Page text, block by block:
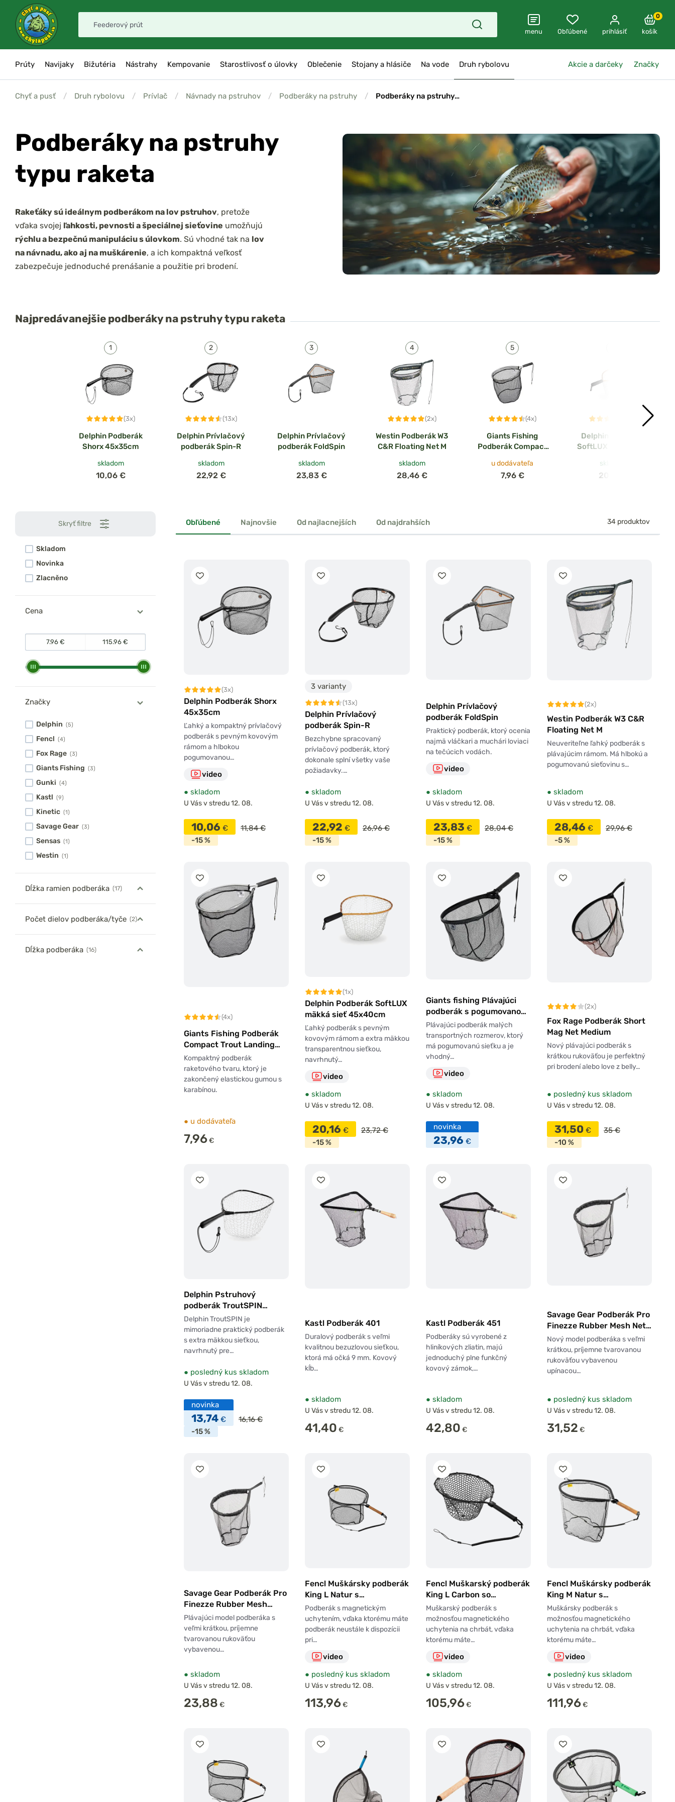
menu Obľúbené prihlásiť
0
košík
Prúty Navijaky Bižutéria Nástrahy Kempovanie Starostlivosť o úlovky Oblečenie Stojany a hlásiče Na vode Druh rybolovu Akcie a darčeky Značky
Chyť a pusť / Druh rybolovu / Prívlač / Návnady na pstruhov / Podberáky na pstruhy / Podberáky na pstruhy…
Podberáky na pstruhy
typu raketa
Rakeťáky sú ideálnym podberákom na lov pstruhov, pretože
vďaka svojej ľahkosti, pevnosti a špeciálnej sieťovine umožňujú
rýchlu a bezpečnú manipuláciu s úlovkom. Sú vhodné tak na lov
na návnadu, ako aj na muškárenie, a ich kompaktná veľkosť
zabezpečuje jednoduché prenášanie a použitie pri brodení.
Najpredávanejšie podberáky na pstruhy typu raketa
(3x)
Delphin Podberák
Shorx 45x35cm
skladom
10,06 €
(13x)
Delphin Prívlačový
podberák Spin-R
skladom
22,92 €
Delphin Prívlačový
podberák FoldSpin
skladom
23,83 €
(2x)
Westin Podberák W3
C&R Floating Net M
skladom
28,46 €
(4x)
Giants Fishing
Podberák Compact
50cm 35x30cm
u dodávateľa
7,96 €
Delphin Podberák
SoftLUX mäkká sieť
skladom
20,16 €
Skryť filtre
Skladom
Novinka
Zlacněno
Cena
Značky
Delphin (5)
Fencl (4)
Fox Rage (3)
Giants Fishing (3)
Gunki (4)
Kastl (9)
Kinetic (1)
Savage Gear (3)
Sensas (1)
Westin (1)
Dĺžka ramien podberáka (17)
Počet dielov podberáka/tyče (2)
Dĺžka podberáka (16)
Obľúbené Najnovšie Od najlacnejších Od najdrahších 34 produktov
(3x)
Delphin Podberák Shorx
45x35cm
Ľahký a kompaktný prívlačový
podberák s pevným kovovým
rámom a hlbokou
pogumovanou…
video
● skladom
U Vás v stredu 12. 08.
10,06 €
11,84 €
-15 %
3 varianty
(13x)
Delphin Prívlačový
podberák Spin-R
Bezchybne spracovaný
prívlačový podberák, ktorý
dokonale splní všetky vaše
požiadavky.…
● skladom
U Vás v stredu 12. 08.
22,92 €
26,96 €
-15 %
Delphin Prívlačový
podberák FoldSpin
Praktický podberák, ktorý ocenia
najmä vláčkari a muchári loviaci
na tečúcich vodách.
video
● skladom
U Vás v stredu 12. 08.
23,83 €
28,04 €
-15 %
(2x)
Westin Podberák W3 C&R
Floating Net M
Neuveriteľne ľahký podberák s
plávajúcim rámom. Má hlbokú a
pogumovanú sieťovinu s…
● skladom
U Vás v stredu 12. 08.
28,46 €
29,96 €
-5 %
(4x)
Giants Fishing Podberák
Compact Trout Landing
Net 50cm 35x30cm
Kompaktný podberák
raketového tvaru, ktorý je
zakončený elastickou gumou s
karabínou.
● u dodávateľa
7,96€
(1x)
Delphin Podberák SoftLUX
mäkká sieť 45x40cm
Ľahký podberák s pevným
kovovým rámom a extra mäkkou
transparentnou sieťkou,
navrhnutý…
video
● skladom
U Vás v stredu 12. 08.
20,16 €
23,72 €
-15 %
Giants fishing Plávajúci
podberák s pogumovanou
sieťkou Deluxe Rubber
Float M 45x35cm
Plávajúci podberák malých
transportných rozmerov, ktorý
má pogumovanú sieťku a je
vhodný…
video
● skladom
U Vás v stredu 12. 08.
novinka
23,96 €
(2x)
Fox Rage Podberák Short
Mag Net Medium
Nový plávajúci podberák s
krátkou rukoväťou je perfektný
pri brodení alebo love z belly…
● posledný kus skladom
U Vás v stredu 12. 08.
31,50 €
35 €
-10 %
Delphin Pstruhový
podberák TroutSPIN
mäkká sieť
Delphin TroutSPIN je
mimoriadne praktický podberák
s extra mäkkou sieťkou,
navrhnutý pre…
● posledný kus skladom
U Vás v stredu 12. 08.
novinka
13,74 €
16,16 €
-15 %
Kastl Podberák 401
Duralový podberák s veľmi
kvalitnou bezuzlovou sieťkou,
ktorá má očká 9 mm. Kovový
kĺb…
● skladom
U Vás v stredu 12. 08.
41,40 €
Kastl Podberák 451
Podberáky sú vyrobené z
hliníkových zliatin, majú
jednoduchý plne funkčný
kovový zámok,…
● skladom
U Vás v stredu 12. 08.
42,80 €
Savage Gear Podberák Pro
Finezze Rubber Mesh Net
L
Nový model podberáka s veľmi
krátkou, príjemne tvarovanou
rukoväťou vybavenou
upínacou…
● posledný kus skladom
U Vás v stredu 12. 08.
31,52 €
Savage Gear Podberák Pro
Finezze Rubber Mesh
Floating
Plávajúci model podberáka s
veľmi krátkou, príjemne
tvarovanou rukoväťou
vybavenou…
● skladom
U Vás v stredu 12. 08.
23,88 €
Fencl Muškársky podberák
King L Natur s
pogumovanou sieťou a
magnetom
Podberák s magnetickým
uchytením, vďaka ktorému máte
podberák neustále k dispozícii
pri…
video
● posledný kus skladom
U Vás v stredu 12. 08.
113,96€
Fencl Muškarský podberák
King L Carbon so
silikónovou sieťou a
magnetom
Muškarský podberák s
možnosťou magnetického
uchytenia na chrbát, vďaka
ktorému máte…
video
● skladom
U Vás v stredu 12. 08.
105,96€
Fencl Muškársky podberák
King M Natur s
pogumovanou sieťou a
magnetom
Muškársky podberák s
možnosťou magnetického
uchytenia na chrbát, vďaka
ktorému máte…
video
● posledný kus skladom
U Vás v stredu 12. 08.
111,96€